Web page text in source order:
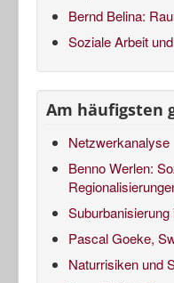
Bernd Belina:
Soziale Arbeit
Am häufigsten
Netzwerkanalyse
Benno Werlen:
Pascal Goeke,
Naturrisiken und